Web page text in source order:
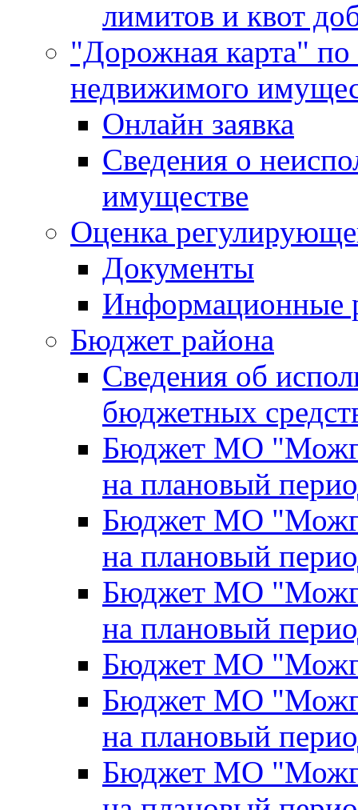
лимитов и квот
"Дорожная карта"
недвижимого
Онлайн заявка
Сведения о
имуществе
Оценка
Документы
Информационные
Бюджет района
Сведения об
бюджетных
Бюджет МО
на плановый
Бюджет МО
на плановый
Бюджет МО
на плановый
Бюджет МО
Бюджет МО
на плановый
Бюджет МО